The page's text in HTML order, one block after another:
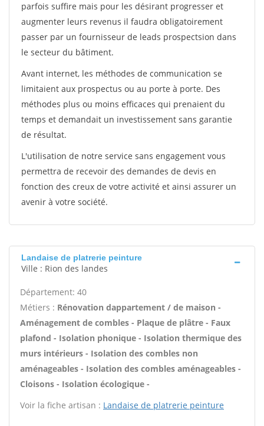
parfois suffire mais pour les désirant progresser et
augmenter leurs revenus il faudra obligatoirement
passer par un fournisseur de leads prospectsion dans
le secteur du bâtiment.
Avant internet, les méthodes de communication se
limitaient aux prospectus ou au porte à porte. Des
méthodes plus ou moins efficaces qui prenaient du
temps et demandait un investissement sans garantie
de résultat.
L'utilisation de notre service sans engagement vous
permettra de recevoir des demandes de devis en
fonction des creux de votre activité et ainsi assurer un
avenir à votre société.
Landaise de platrerie peinture
Ville : Rion des landes
Département: 40
Métiers : Rénovation dappartement / de maison -
Aménagement de combles - Plaque de plâtre - Faux
plafond - Isolation phonique - Isolation thermique des
murs intérieurs - Isolation des combles non
aménageables - Isolation des combles aménageables -
Cloisons - Isolation écologique -
Voir la fiche artisan : Landaise de platrerie peinture